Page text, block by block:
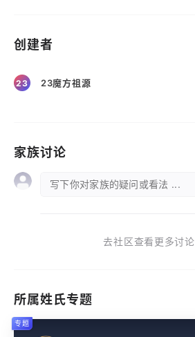
创建者
23 23魔方祖源
家族讨论
写下你对家族的疑问或看法 ...
去社区查看更多讨论
所属姓氏专题
专题